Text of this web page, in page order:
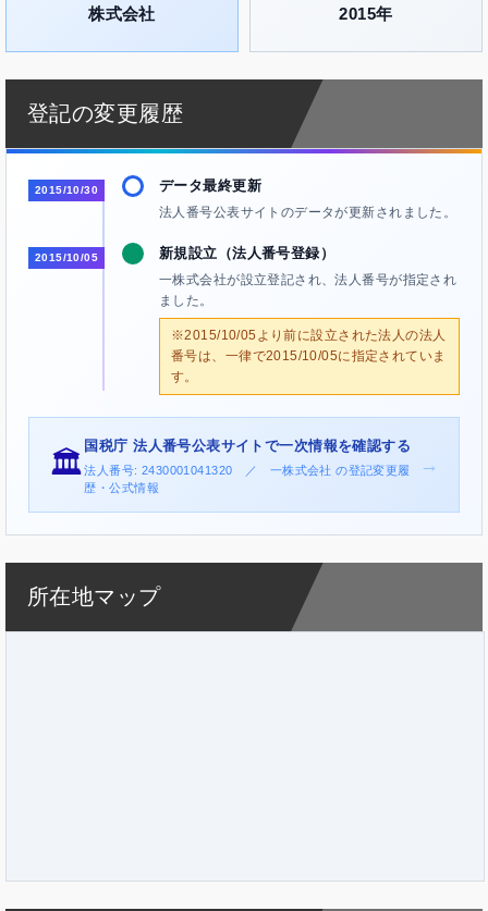
株式会社 2015年
登記の変更履歴
2015/10/30 データ最終更新
法人番号公表サイトのデータが更新されました。
2015/10/05 新規設立（法人番号登録）
一株式会社が設立登記され、法人番号が指定され
ました。
※2015/10/05より前に設立された法人の法人
番号は、一律で2015/10/05に指定されていま
す。
🏛️
国税庁 法人番号公表サイトで一次情報を確認する
法人番号: 2430001041320 ／ 一株式会社 の登記変更履
歴・公式情報
→
所在地マップ